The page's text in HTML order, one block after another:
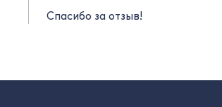
Спасибо за отзыв!